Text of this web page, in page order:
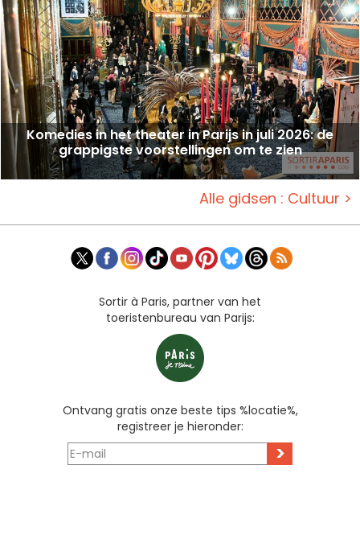
Komedies in het theater in Parijs in juli 2026: de
grappigste voorstellingen om te zien
Alle gidsen : Cultuur >
Sortir à Paris, partner van het
toeristenbureau van Parijs:
Ontvang gratis onze beste tips %locatie%,
registreer je hieronder:
>